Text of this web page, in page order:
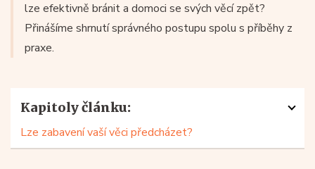
lze efektivně bránit a domoci se svých věcí zpět?
Přinášíme shrnutí správného postupu spolu s příběhy z
praxe.
Kapitoly článku:
Lze zabavení vaší věci předcházet?